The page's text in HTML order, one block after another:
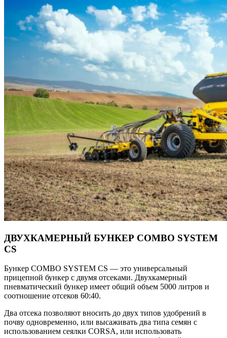
ДВУХКАМЕРНЫЙ БУНКЕР COMBO SYSTEM
CS
Бункер COMBO SYSTEM CS — это универсальный
прицепной бункер с двумя отсеками. Двухкамерный
пневматический бункер имеет общий объем 5000 литров и
соотношение отсеков 60:40.
Два отсека позволяют вносить до двух типов удобрений в
почву одновременно, или высаживать два типа семян с
использованием сеялки CORSA, или использовать